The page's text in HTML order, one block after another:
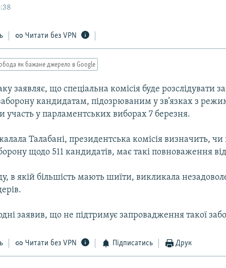
Читати без VPN
як бажане джерело в Google
заявляє, що спеціальна комісія буде розслідувати
кандидатам, підозрюваним у зв’язках з
участь у парламентських виборах 7 березня.
Талабані, президентська комісія визначить, чи
щодо 511 кандидатів, має такі повноваження
в якій більшість мають шиїти, викликала
заявив, що не підтримує запровадження такої
Читати без VPN Підписатись Друк